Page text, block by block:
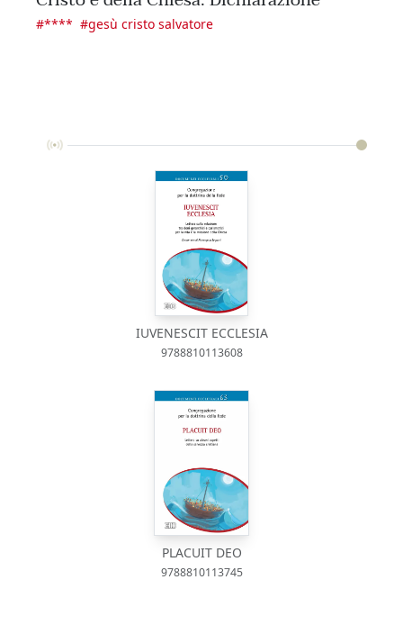
#**** #gesù cristo salvatore
IUVENESCIT ECCLESIA
9788810113608
PLACUIT DEO
9788810113745